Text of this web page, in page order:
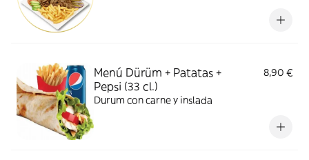
Menú Dürüm + Patatas +
Pepsi (33 cl.)
8,90 €
Durum con carne y inslada